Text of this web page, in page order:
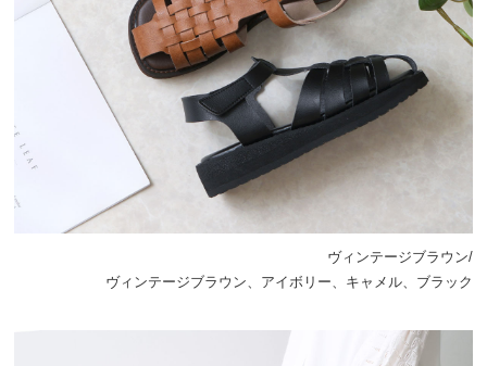
ヴィンテージブラウン/
ヴィンテージブラウン、アイボリー、キャメル、ブラック